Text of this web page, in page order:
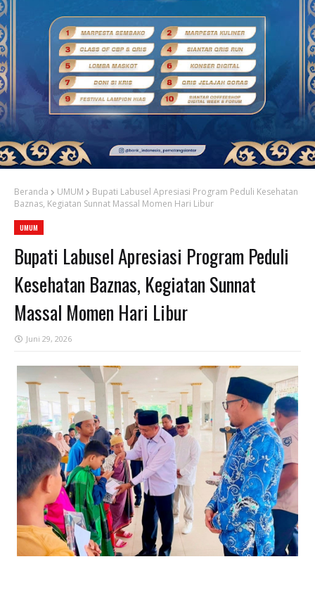
Beranda UMUM
‎Bupati Labusel Apresiasi Program Peduli Kesehatan
Baznas, Kegiatan Sunnat Massal Momen Hari Libur
UMUM
‎Bupati Labusel Apresiasi Program Peduli
Kesehatan Baznas, Kegiatan Sunnat
Massal Momen Hari Libur
Juni 29, 2026